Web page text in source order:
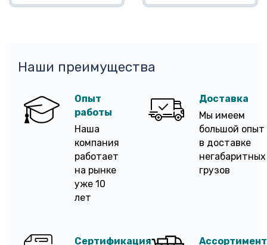
Наши преимущества
Опыт
работы
Наша
компания
работает
на рынке
уже 10
лет
Доставка
Мы имеем
большой опыт
в доставке
негабаритных
грузов
Сертификация
Ассортимент